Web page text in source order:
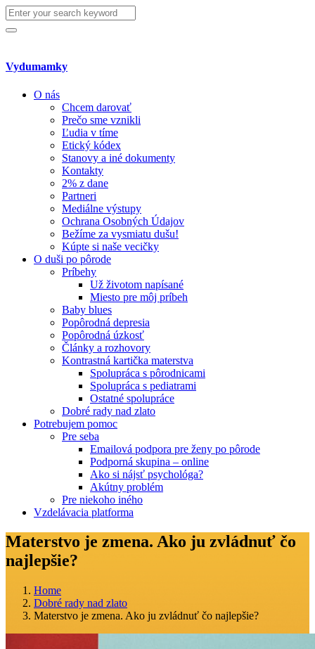
Search
for:
Search
Vydumamky
O nás
Chcem darovať
Prečo sme vznikli
Ľudia v tíme
Etický kódex
Stanovy a iné dokumenty
Kontakty
2% z dane
Partneri
Mediálne výstupy
Ochrana Osobných Údajov
Bežíme za vysmiatu dušu!
Kúpte si naše vecičky
O duši po pôrode
Príbehy
Už životom napísané
Miesto pre môj príbeh
Baby blues
Popôrodná depresia
Popôrodná úzkosť
Články a rozhovory
Kontrastná kartička materstva
Spolupráca s pôrodnicami
Spolupráca s pediatrami
Ostatné spolupráce
Dobré rady nad zlato
Potrebujem pomoc
Pre seba
Emailová podpora pre ženy po pôrode
Podporná skupina – online
Ako si nájsť psychológa?
Akútny problém
Pre niekoho iného
Vzdelávacia platforma
Materstvo je zmena. Ako ju zvládnuť čo
najlepšie?
Home
Dobré rady nad zlato
Materstvo je zmena. Ako ju zvládnuť čo najlepšie?